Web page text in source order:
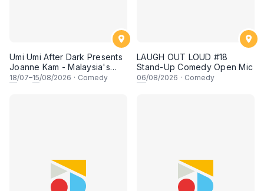
Umi Umi After Dark Presents
Joanne Kam - Malaysia's
Queen of Comedy
18/07–15/08/2026 · Comedy
LAUGH OUT LOUD #18
Stand-Up Comedy Open Mic
06/08/2026 · Comedy